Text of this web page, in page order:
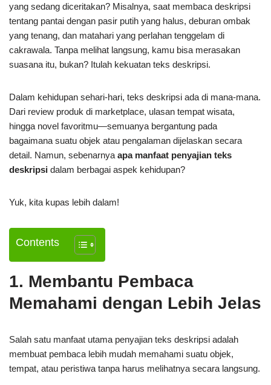
yang sedang diceritakan? Misalnya, saat membaca deskripsi
tentang pantai dengan pasir putih yang halus, deburan ombak
yang tenang, dan matahari yang perlahan tenggelam di
cakrawala. Tanpa melihat langsung, kamu bisa merasakan
suasana itu, bukan? Itulah kekuatan teks deskripsi.
Dalam kehidupan sehari-hari, teks deskripsi ada di mana-mana.
Dari review produk di marketplace, ulasan tempat wisata,
hingga novel favoritmu—semuanya bergantung pada
bagaimana suatu objek atau pengalaman dijelaskan secara
detail. Namun, sebenarnya apa manfaat penyajian teks
deskripsi dalam berbagai aspek kehidupan?
Yuk, kita kupas lebih dalam!
Contents
1. Membantu Pembaca
Memahami dengan Lebih Jelas
Salah satu manfaat utama penyajian teks deskripsi adalah
membuat pembaca lebih mudah memahami suatu objek,
tempat, atau peristiwa tanpa harus melihatnya secara langsung.